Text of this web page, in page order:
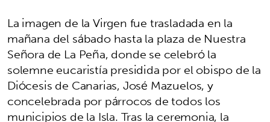
La imagen de la Virgen fue trasladada en la
mañana del sábado hasta la plaza de Nuestra
Señora de La Peña, donde se celebró la
solemne eucaristía presidida por el obispo de la
Diócesis de Canarias, José Mazuelos, y
concelebrada por párrocos de todos los
municipios de la Isla. Tras la ceremonia, la